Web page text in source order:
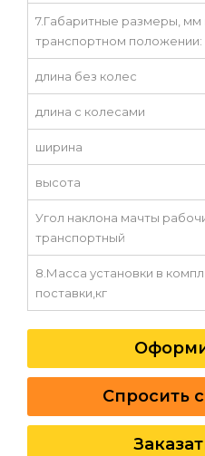
7.Габаритные размеры, мм
транспортном положении:
длина без колес
длина с колесами
ширина
высота
Угол наклона мачты
транспортный
8.Масса установки в
поставки,кг
Спросить